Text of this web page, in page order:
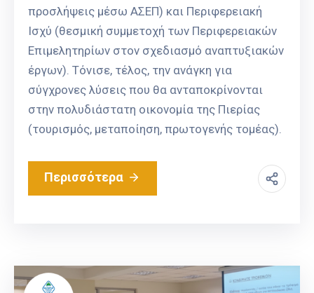
προσλήψεις μέσω ΑΣΕΠ) και Περιφερειακή
Ισχύ (θεσμική συμμετοχή των Περιφερειακών
Επιμελητηρίων στον σχεδιασμό αναπτυξιακών
έργων). Τόνισε, τέλος, την ανάγκη για
σύγχρονες λύσεις που θα ανταποκρίνονται
στην πολυδιάστατη οικονομία της Πιερίας
(τουρισμός, μεταποίηση, πρωτογενής τομέας).
Περισσότερα